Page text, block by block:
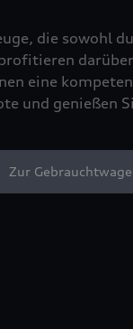
die sowohl
eine
und genießen
Zur